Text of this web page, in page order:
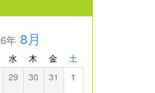
年 8月
水 木 金 土
29 30 31 1